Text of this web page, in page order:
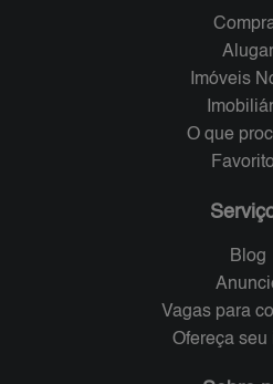
Alugar
Imóveis
O que
Blog
Vagas para
Ofereça seu